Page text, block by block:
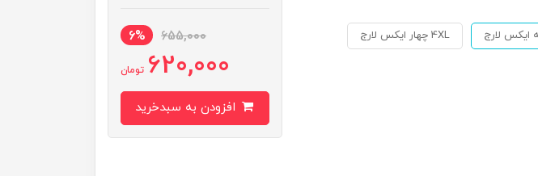
4XL چهار ایکس لارج 655,000
6%
620,000 تومان